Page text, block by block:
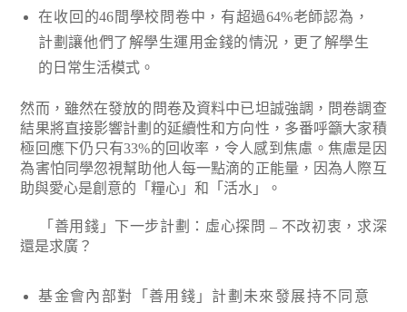
在收回的46間學校問卷中，有超過64%老師認為，
計劃讓他們了解學生運用金錢的情況，更了解學生
的日常生活模式。
然而，雖然在發放的問卷及資料中已坦誠強調，問卷調查
結果將直接影響計劃的延續性和方向性，多番呼籲大家積
極回應下仍只有33%的回收率，令人感到焦慮。焦慮是因
為害怕同學忽視幫助他人每一點滴的正能量，因為人際互
助與愛心是創意的「糧心」和「活水」。
「善用錢」下一步計劃：虛心探問 – 不改初衷，求深
還是求廣？
基金會內部對「善用錢」計劃未來發展持不同意